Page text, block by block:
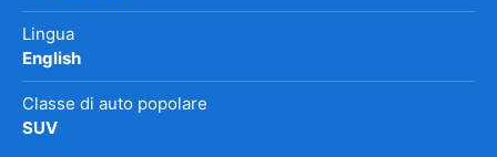
Lingua
English
Classe di auto popolare
SUV